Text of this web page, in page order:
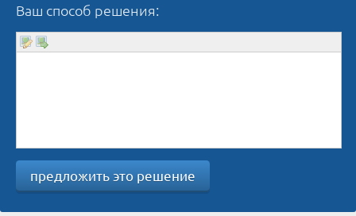
Ваш способ решения:
предложить это решение